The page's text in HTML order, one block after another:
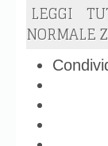
LEGGI
NORMALE